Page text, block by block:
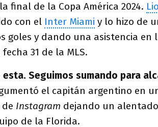
final de la Copa América 2024.
con el Inter Miami y lo hizo de
goles y dando una asistencia en
31 de la MLS.
Seguimos sumando para
el capitán argentino en
Instagram dejando un
de la Florida.